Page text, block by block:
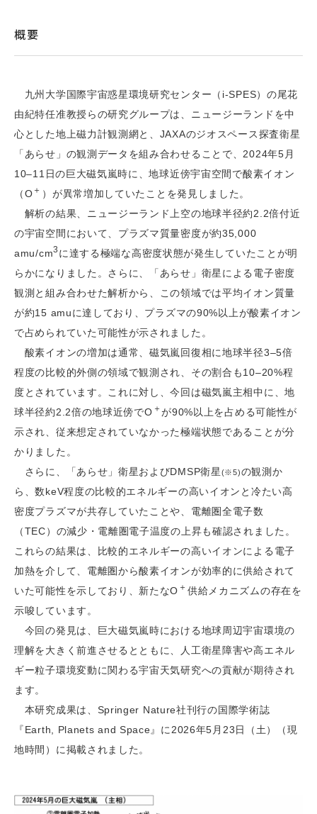
概要
九州大学国際宇宙惑星環境研究センター（i-SPES）の尾花
由紀特任准教授らの研究グループは、ニュージーランドを中
心とした地上磁力計観測網と、JAXAのジオスペース探査衛星
「あらせ」の観測データを組み合わせることで、2024年5月
10–11日の巨大磁気嵐時に、地球近傍宇宙空間で酸素イオン
（O ＋ ）が異常増加していたことを発見しました。
解析の結果、ニュージーランド上空の地球半径約2.2倍付近
の宇宙空間において、プラズマ質量密度が約35,000
amu/cm3 に達する極端な高密度状態が発生していたことが明
らかになりました。さらに、「あらせ」衛星による電子密度
観測と組み合わせた解析から、この領域では平均イオン質量
が約15 amuに達しており、プラズマの90%以上が酸素イオン
で占められていた可能性が示されました。
酸素イオンの増加は通常、磁気嵐回復相に地球半径3–5倍
程度の比較的外側の領域で観測され、その割合も10–20%程
度とされています。これに対し、今回は磁気嵐主相中に、地
球半径約2.2倍の地球近傍でO ＋ が90%以上を占める可能性が
示され、従来想定されていなかった極端状態であることが分
かりました。
さらに、「あらせ」衛星およびDMSP衛星(※5)の観測か
ら、数keV程度の比較的エネルギーの高いイオンと冷たい高
密度プラズマが共存していたことや、電離圏全電子数
（TEC）の減少・電離圏電子温度の上昇も確認されました。
これらの結果は、比較的エネルギーの高いイオンによる電子
加熱を介して、電離圏から酸素イオンが効率的に供給されて
いた可能性を示しており、新たなO ＋ 供給メカニズムの存在を
示唆しています。
今回の発見は、巨大磁気嵐時における地球周辺宇宙環境の
理解を大きく前進させるとともに、人工衛星障害や高エネル
ギー粒子環境変動に関わる宇宙天気研究への貢献が期待され
ます。
本研究成果は、Springer Nature社刊行の国際学術誌
『Earth, Planets and Space』に2026年5月23日（土）（現
地時間）に掲載されました。